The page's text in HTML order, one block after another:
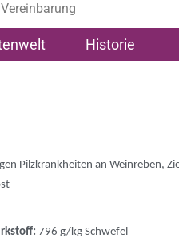
Historie
Pilzkrankheiten an Weinreben,
796 g/kg Schwefel